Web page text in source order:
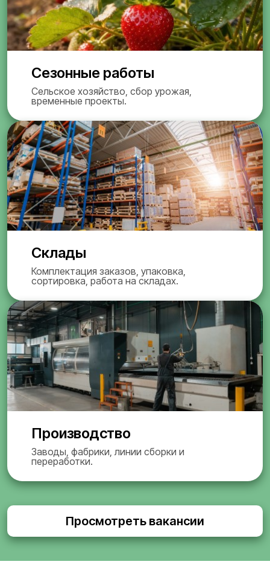
Сезонные работы
Сельское хозяйство, сбор урожая,
временные проекты.
Склады
Комплектация заказов, упаковка,
сортировка, работа на складах.
Производство
Заводы, фабрики, линии сборки и
переработки.
Просмотреть вакансии